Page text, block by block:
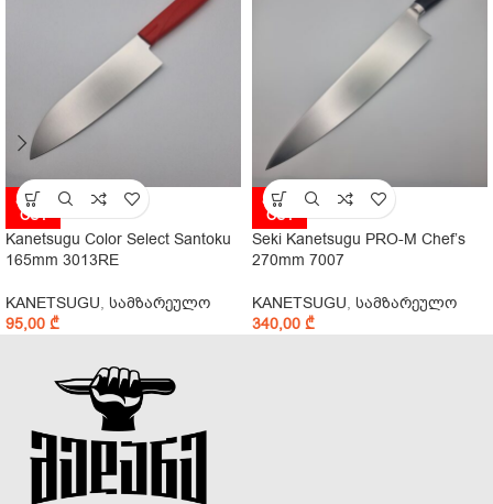
SOLD
OUT
Kanetsugu Color Select Santoku
165mm 3013RE
KANETSUGU, სამზარეულო
95,00 ₾
SOLD
OUT
Seki Kanetsugu PRO-M Chef’s
270mm 7007
KANETSUGU, სამზარეულო
340,00 ₾